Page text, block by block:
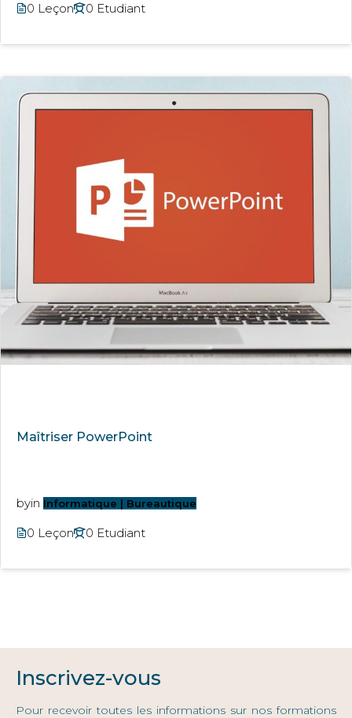
0 Leçon 0 Etudiant
Maîtriser PowerPoint
byin Informatique | Bureautique
0 Leçon 0 Etudiant
Inscrivez-vous
Pour recevoir toutes les informations sur nos formations